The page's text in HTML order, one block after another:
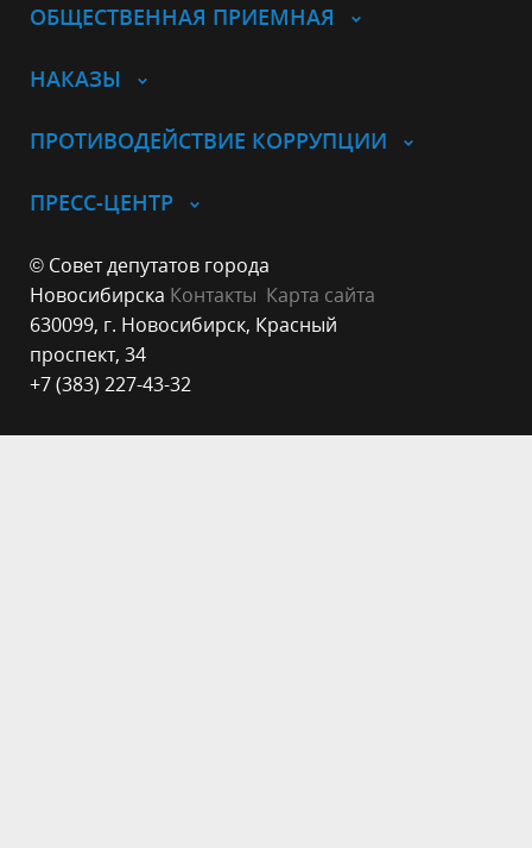
ОБЩЕСТВЕННАЯ ПРИЕМНАЯ
НАКАЗЫ
ПРОТИВОДЕЙСТВИЕ КОРРУПЦИИ
ПРЕСС-ЦЕНТР
© Совет депутатов города
Новосибирска Контакты Карта сайта
630099, г. Новосибирск, Красный
проспект, 34
+7 (383) 227-43-32